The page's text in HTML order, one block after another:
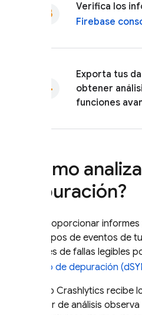
Verifica los
Firebase
Exporta tus
obtener
funciones
¿Cómo analiza
depuración?
Para proporcionar
otros tipos de eventos de
informes de fallas legibles
símbolo de depuración
Cuando Crashlytics recibe
El motor de análisis